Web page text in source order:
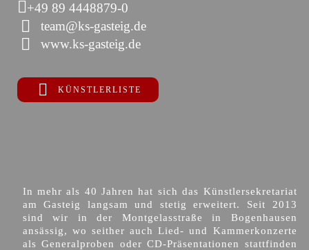
+49 89 4448879-0
team@ks-gasteig.de
www.ks-gasteig.de
KÜNSTLERLISTE
In mehr als 40 Jahren hat sich das Künstlersekretariat
am Gasteig langsam und stetig erweitert. Seit 2013
sind wir in der Montgelasstraße in Bogenhausen
ansässig, wo seither auch Lied- und Kammerkonzerte
als Generalproben oder CD-Präsentationen stattfinden